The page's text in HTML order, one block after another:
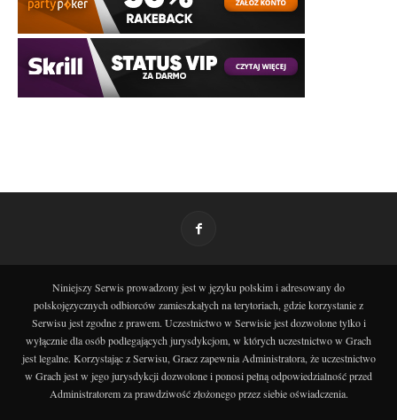
Niniejszy Serwis prowadzony jest w języku polskim i adresowany do
polskojęzycznych odbiorców zamieszkałych na terytoriach, gdzie korzystanie z
Serwisu jest zgodne z prawem. Uczestnictwo w Serwisie jest dozwolone tylko i
wyłącznie dla osób podlegających jurysdykcjom, w których uczestnictwo w Grach
jest legalne. Korzystając z Serwisu, Gracz zapewnia Administratora, że uczestnictwo
w Grach jest w jego jurysdykcji dozwolone i ponosi pełną odpowiedzialność przed
Administratorem za prawdziwość złożonego przez siebie oświadczenia.